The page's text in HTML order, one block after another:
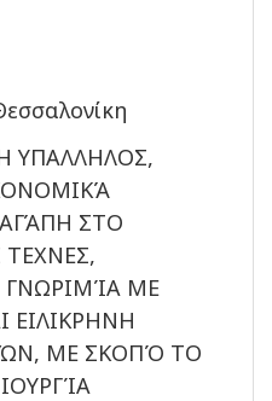
ΥΠΑΛΛΗΛΟΣ,
ΣΤΟ
ΤΕΧΝΕΣ,
ΓΝΩΡΙΜΊΑ ΜΕ
ΕΙΛΙΚΡΗΝΗ
ΜΕ ΣΚΟΠΌ ΤΟ